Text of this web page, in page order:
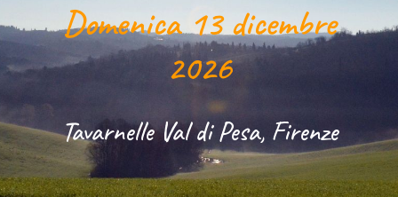
Domenica 13 dicembre
2026
Tavarnelle Val di Pesa, Firenze